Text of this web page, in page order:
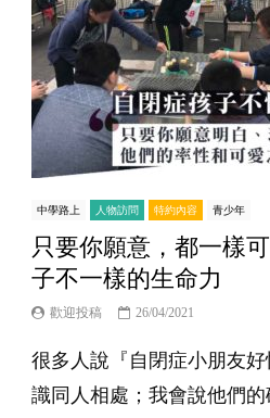
中學路上 人物訪問 特約內容 青少年
只要你願意，都一樣
子不一樣的生命力
歡迎投稿 26/04/2021
很多人說『自閉症小朋友
識同人相處；我會說他們